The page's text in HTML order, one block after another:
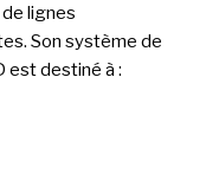
lignes
Son système de
est destiné à :